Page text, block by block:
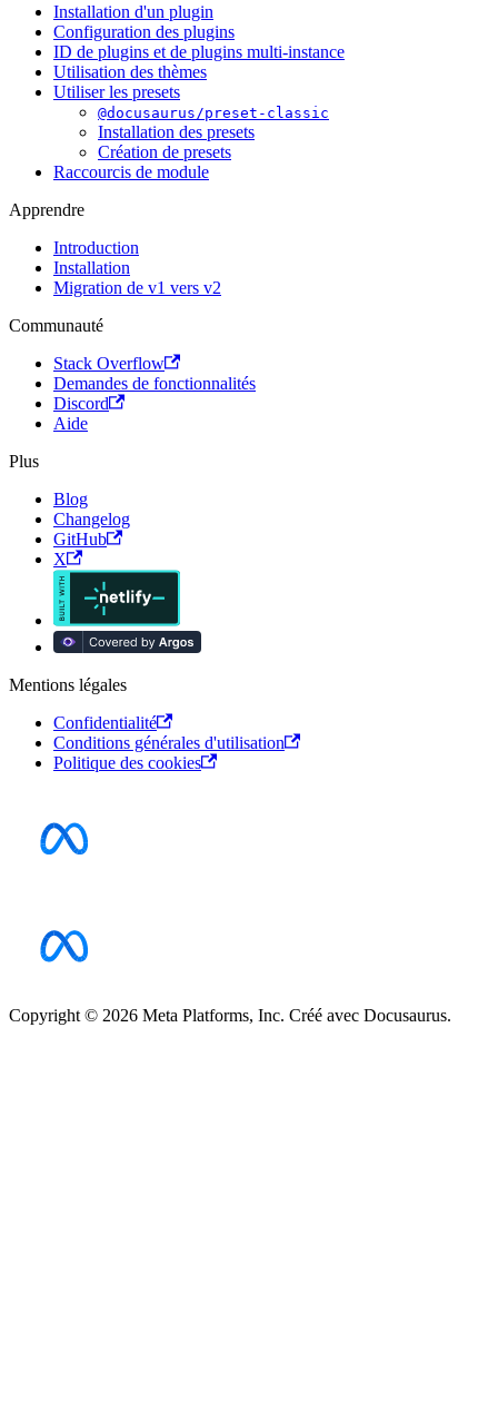
Installation d'un plugin
Configuration des plugins
ID de plugins et de plugins multi-instance
Utilisation des thèmes
Utiliser les presets
@docusaurus/preset-classic
Installation des presets
Création de presets
Raccourcis de module
Apprendre
Introduction
Installation
Migration de v1 vers v2
Communauté
Stack Overflow
Demandes de fonctionnalités
Discord
Aide
Plus
Blog
Changelog
GitHub
X
Mentions légales
Confidentialité
Conditions générales d'utilisation
Politique des cookies
Copyright © 2026 Meta Platforms, Inc. Créé avec Docusaurus.